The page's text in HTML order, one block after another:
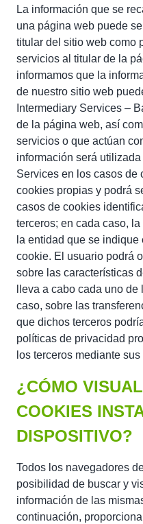
La información que se
una página web puede
titular del sitio web como
servicios al titular de la
informamos que la
de nuestro sitio web
Intermediary Services –
de la página web, así
servicios o que actúan
información será
Services en los casos de
cookies propias y podrá
casos de cookies
terceros; en cada caso,
la entidad que se
cookie. El usuario podrá
sobre las características
lleva a cabo cada uno
caso, sobre las
que dichos terceros
políticas de privacidad
los terceros mediante
¿CÓMO
COOKIES
DISPOSITIVO?
Todos los navegadores
posibilidad de buscar y
información de las
continuación,